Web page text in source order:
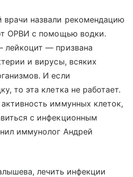
врачи назвали рекомендацию
ОРВИ с помощью водки.
лейкоцит — призвана
и вирусы, всяких
И если
то эта клетка не работает.
иммунных клеток,
с инфекционным
иммунолог Андрей
лечить инфекции